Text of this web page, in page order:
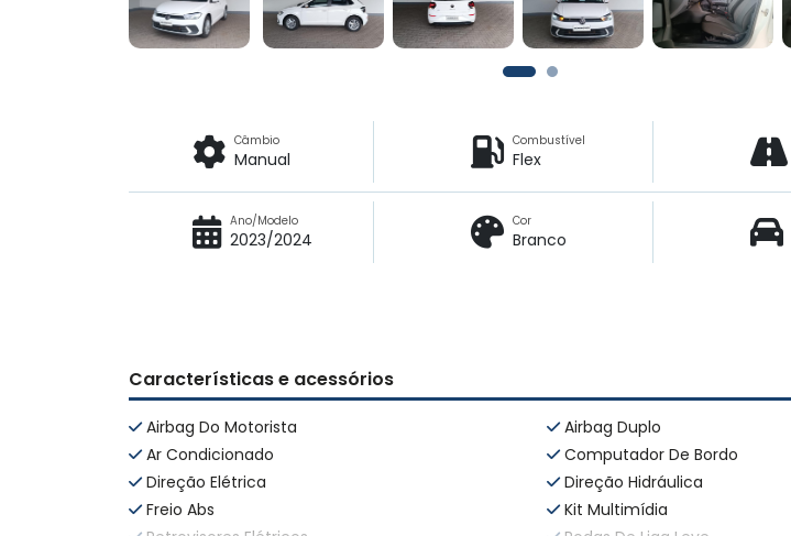
Câmbio
Manual
Combustível
Flex
Ano/Modelo
2023/2024
Cor
Branco
Características e acessórios
Airbag Do Motorista Airbag Duplo
Ar Condicionado
Computador De Bordo
Direção Elétrica
Direção Hidráulica
Freio Abs
Kit Multimídia